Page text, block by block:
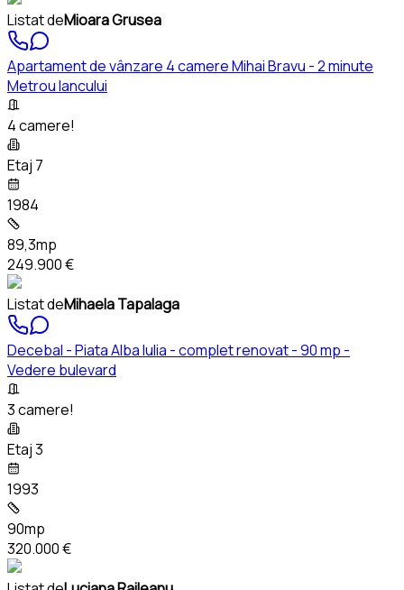
Listat deMioara Grusea
Apartament de vânzare 4 camere Mihai Bravu - 2 minute
Metrou Iancului
4 camere!
Etaj 7
1984
89,3mp
249.900 €
Listat deMihaela Tapalaga
Decebal - Piata Alba Iulia - complet renovat - 90 mp -
Vedere bulevard
3 camere!
Etaj 3
1993
90mp
320.000 €